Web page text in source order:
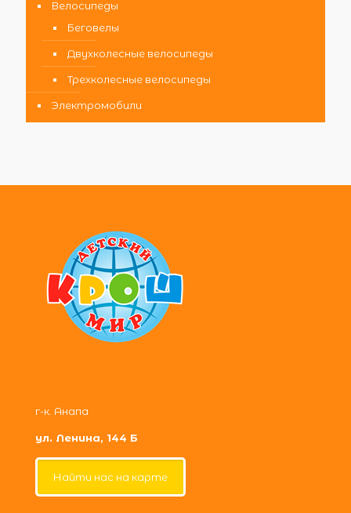
Велосипеды
Беговелы
Двухколесные велосипеды
Трехколесные велосипеды
Электромобили
г-к. Анапа
ул. Ленина, 144 Б
Найти нас на карте